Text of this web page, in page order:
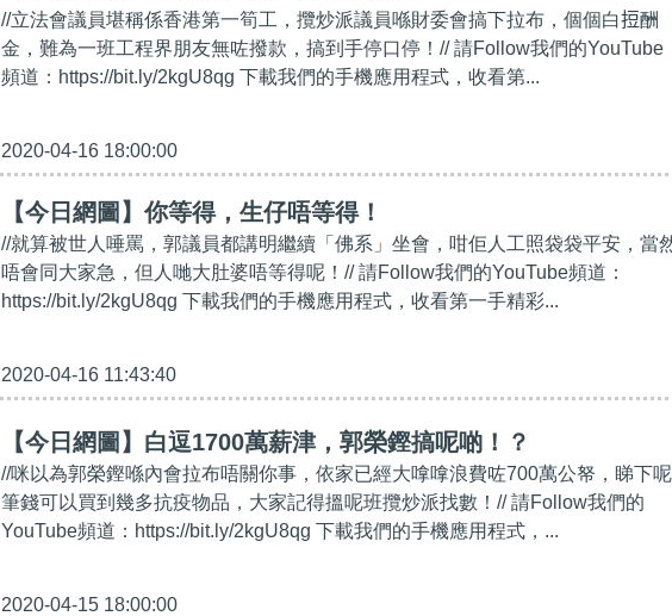
//立法會議員堪稱係香港第一筍工，攬炒派議員喺財委會搞下拉布，個個白𢭃酬
金，難為一班工程界朋友無咗撥款，搞到手停口停！// 請Follow我們的YouTube
頻道：https://bit.ly/2kgU8qg 下載我們的手機應用程式，收看第...
2020-04-16 18:00:00
【今日網圖】你等得，生仔唔等得！
//就算被世人唾罵，郭議員都講明繼續「佛系」坐會，咁佢人工照袋袋平安，當
唔會同大家急，但人哋大肚婆唔等得呢！// 請Follow我們的YouTube頻道：
https://bit.ly/2kgU8qg 下載我們的手機應用程式，收看第一手精彩...
2020-04-16 11:43:40
【今日網圖】白逗1700萬薪津，郭榮鏗搞呢啲！？
//咪以為郭榮鏗喺內會拉布唔關你事，依家已經大嗱嗱浪費咗700萬公帑，睇下呢
筆錢可以買到幾多抗疫物品，大家記得搵呢班攬炒派找數！// 請Follow我們的
YouTube頻道：https://bit.ly/2kgU8qg 下載我們的手機應用程式，...
2020-04-15 18:00:00